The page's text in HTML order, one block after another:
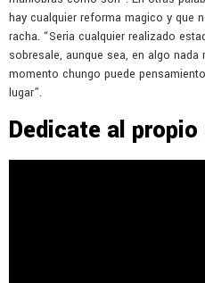
hay cualquier reforma magico y que
racha. “Seria cualquier realizado
sobresale, aunque sea, en algo
momento chungo puede
lugar”.
Dedicate al propio